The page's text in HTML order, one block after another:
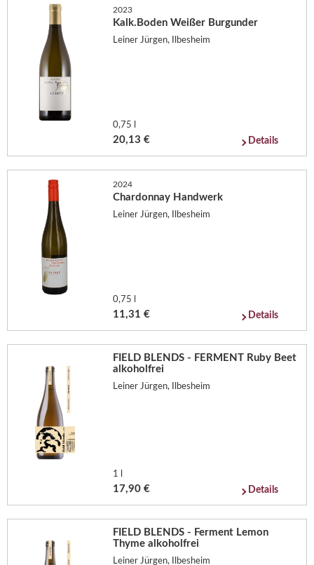
2023
Kalk.Boden Weißer Burgunder
Leiner Jürgen, Ilbesheim
0,75 l
20,13 € Details
2024
Chardonnay Handwerk
Leiner Jürgen, Ilbesheim
0,75 l
11,31 € Details
FIELD BLENDS - FERMENT Ruby Beet
alkoholfrei
Leiner Jürgen, Ilbesheim
1 l
17,90 € Details
FIELD BLENDS - Ferment Lemon
Thyme alkoholfrei
Leiner Jürgen, Ilbesheim